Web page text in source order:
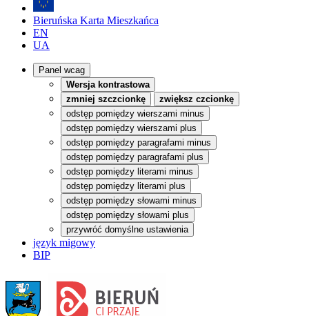
Bieruńska Karta Mieszkańca
EN
UA
Panel wcag
Wersja kontrastowa
zmniej szczcionkę
zwiększ czcionkę
odstęp pomiędzy wierszami minus
odstęp pomiędzy wierszami plus
odstęp pomiędzy paragrafami minus
odstęp pomiędzy paragrafami plus
odstęp pomiędzy literami minus
odstęp pomiędzy literami plus
odstęp pomiędzy słowami minus
odstęp pomiędzy słowami plus
przywróć domyślne ustawienia
język migowy
BIP